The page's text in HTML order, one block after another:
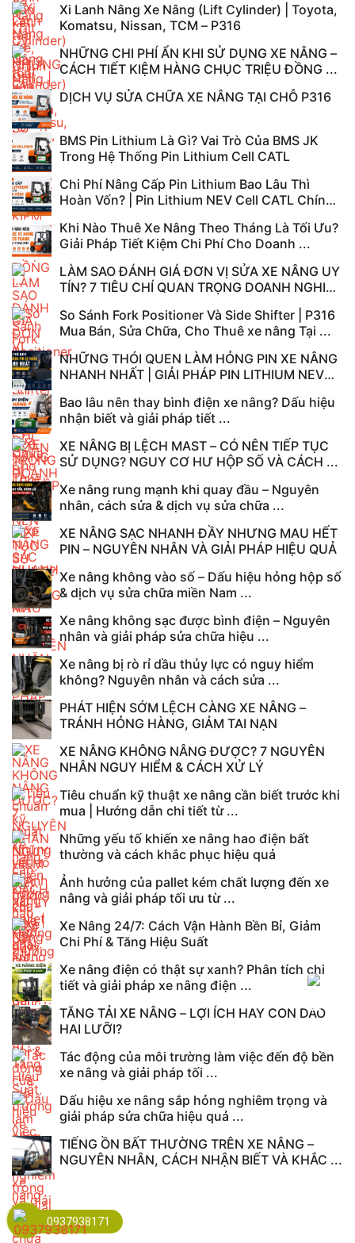
Xi Lanh Nâng Xe Nâng (Lift Cylinder) | Toyota,
Komatsu, Nissan, TCM – P316
NHỮNG CHI PHÍ ẨN KHI SỬ DỤNG XE NÂNG –
CÁCH TIẾT KIỆM HÀNG CHỤC TRIỆU ĐỒNG ...
DỊCH VỤ SỬA CHỮA XE NÂNG TẠI CHỖ P316
BMS Pin Lithium Là Gì? Vai Trò Của BMS JK
Trong Hệ Thống Pin Lithium Cell CATL
Chi Phí Nâng Cấp Pin Lithium Bao Lâu Thì
Hoàn Vốn? | Pin Lithium NEV Cell CATL Chính
Khi Nào Thuê Xe Nâng Theo Tháng Là Tối Ưu?
Giải Pháp Tiết Kiệm Chi Phí Cho Doanh ...
LÀM SAO ĐÁNH GIÁ ĐƠN VỊ SỬA XE NÂNG UY
TÍN? 7 TIÊU CHÍ QUAN TRỌNG DOANH NGHIỆP
So Sánh Fork Positioner Và Side Shifter | P316
Mua Bán, Sửa Chữa, Cho Thuê xe nâng Tại ...
NHỮNG THÓI QUEN LÀM HỎNG PIN XE NÂNG
NHANH NHẤT | GIẢI PHÁP PIN LITHIUM NEV
Bao lâu nên thay bình điện xe nâng? Dấu hiệu
nhận biết và giải pháp tiết ...
XE NÂNG BỊ LỆCH MAST – CÓ NÊN TIẾP TỤC
SỬ DỤNG? NGUY CƠ HƯ HỘP SỐ VÀ CÁCH ...
Xe nâng rung mạnh khi quay đầu – Nguyên
nhân, cách sửa & dịch vụ sửa chữa ...
XE NÂNG SẠC NHANH ĐẦY NHƯNG MAU HẾT
PIN – NGUYÊN NHÂN VÀ GIẢI PHÁP HIỆU QUẢ
Xe nâng không vào số – Dấu hiệu hỏng hộp số
& dịch vụ sửa chữa miền Nam ...
Xe nâng không sạc được bình điện – Nguyên
nhân và giải pháp sửa chữa hiệu ...
Xe nâng bị rò rỉ dầu thủy lực có nguy hiểm
không? Nguyên nhân và cách sửa ...
PHÁT HIỆN SỚM LỆCH CÀNG XE NÂNG –
TRÁNH HỎNG HÀNG, GIẢM TAI NẠN
XE NÂNG KHÔNG NÂNG ĐƯỢC? 7 NGUYÊN
NHÂN NGUY HIỂM & CÁCH XỬ LÝ
Tiêu chuẩn kỹ thuật xe nâng cần biết trước khi
mua | Hướng dẫn chi tiết từ ...
Những yếu tố khiến xe nâng hao điện bất
thường và cách khắc phục hiệu quả
Ảnh hưởng của pallet kém chất lượng đến xe
nâng và giải pháp tối ưu từ ...
Xe Nâng 24/7: Cách Vận Hành Bền Bỉ, Giảm
Chi Phí & Tăng Hiệu Suất
Xe nâng điện có thật sự xanh? Phân tích chi
tiết và giải pháp xe nâng điện ...
TĂNG TẢI XE NÂNG – LỢI ÍCH HAY CON DAO
HAI LƯỠI?
Tác động của môi trường làm việc đến độ bền
xe nâng và giải pháp tối ...
Dấu hiệu xe nâng sắp hỏng nghiêm trọng và
giải pháp sửa chữa hiệu quả ...
TIẾNG ỒN BẤT THƯỜNG TRÊN XE NÂNG –
NGUYÊN NHÂN, CÁCH NHẬN BIẾT VÀ KHẮC ...
Xe nâng làm việc trong kho lạnh cần tiêu
0937938171